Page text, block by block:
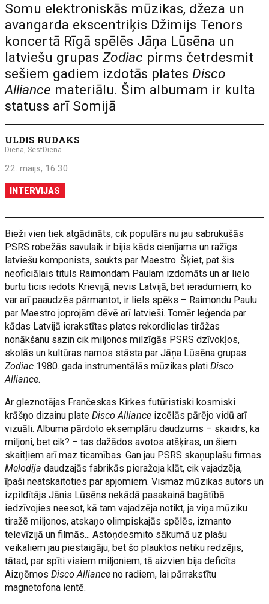
Somu elektroniskās mūzikas, džeza un
avangarda ekscentriķis Džimijs Tenors
koncertā Rīgā spēlēs Jāņa Lūsēna un
latviešu grupasZodiac pirms četrdesmit
sešiem gadiem izdotās platesDisco
Alliance materiālu. Šim albumam ir kulta
statuss arī Somijā
ULDIS RUDAKS
Diena, SestDiena
22. maijs, 16:30
INTERVIJAS
Bieži vien tiek atgādināts, cik populārs nu jau sabrukušās
PSRS robežās savulaik ir bijis kāds cienījams un ražīgs
latviešu komponists, saukts par Maestro. Šķiet, pat šis
neoficiālais tituls Raimondam Paulam izdomāts un ar lielo
burtu ticis iedots Krievijā, nevis Latvijā, bet ieradumiem, ko
var arī paaudzēs pārmantot, ir liels spēks – Raimondu Paulu
par Maestro joprojām dēvē arī latvieši. Tomēr leģenda par
kādas Latvijā ierakstītas plates rekordlielas tirāžas
nonākšanu sazin cik miljonos milzīgās PSRS dzīvokļos,
skolās un kultūras namos stāsta par Jāņa Lūsēna grupas
Zodiac 1980. gada instrumentālās mūzikas platiDisco
Alliance.
Ar gleznotājas Frančeskas Kirkes futūristiski kosmiski
krāšņo dizainu plateDisco Alliance izcēlās pārējo vidū arī
vizuāli. Albuma pārdoto eksemplāru daudzums – skaidrs, ka
miljoni, bet cik? – tas dažādos avotos atšķiras, un šiem
skaitļiem arī maz ticamības. Gan jau PSRS skaņuplašu firmas
Melodija daudzajās fabrikās pieražoja klāt, cik vajadzēja,
īpaši neatskaitoties par apjomiem. Vismaz mūzikas autors un
izpildītājs Jānis Lūsēns nekādā pasakainā bagātībā
iedzīvojies neesot, kā tam vajadzēja notikt, ja viņa mūziku
tiražē miljonos, atskaņo olimpiskajās spēlēs, izmanto
televīzijā un filmās... Astoņdesmito sākumā uz plašu
veikaliem jau piestaigāju, bet šo plauktos netiku redzējis,
tātad, par spīti visiem miljoniem, tā aizvien bija deficīts.
AizņēmosDisco Alliance no radiem, lai pārrakstītu
magnetofona lentē.